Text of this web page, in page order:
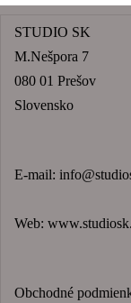
STUDIO SK
M.Nešpora 7
080 01 Prešov
Slovensko
E-mail:
Web:
Obchodné